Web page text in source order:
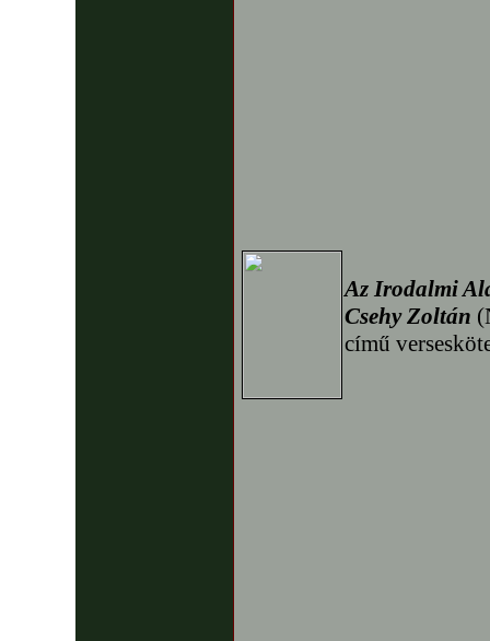
Az Irodalmi
Csehy Zoltán
című